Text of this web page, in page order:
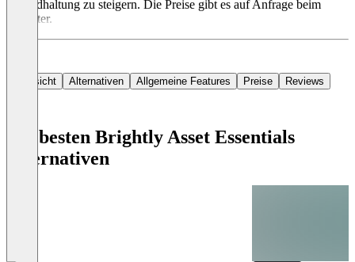
Instandhaltung zu steigern. Die Preise gibt es auf Anfrage beim
Anbieter.
Übersicht Alternativen Allgemeine Features Preise Reviews
Die besten Brightly Asset Essentials
Alternativen